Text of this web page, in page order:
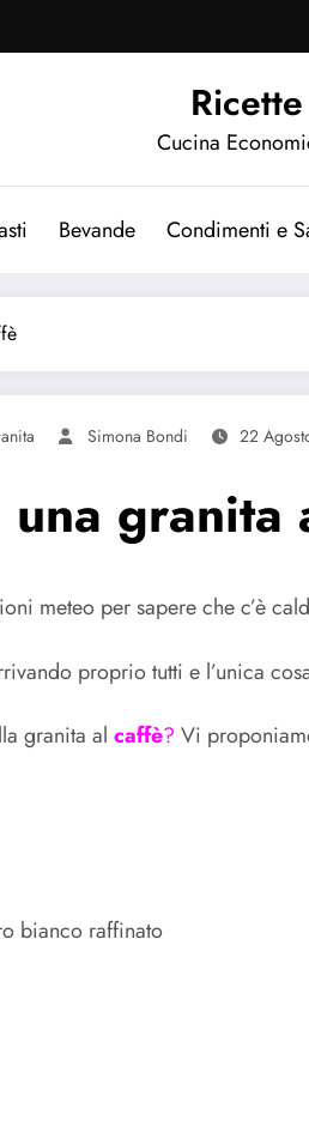
Cucina
Bevande Condimenti e
Simona Bondi 22
granita
meteo per sapere che c’è
proprio tutti e l’unica
granita al caffè? Vi
bianco raffinato